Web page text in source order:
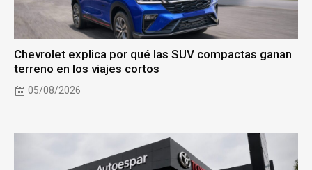
Chevrolet explica por qué las SUV compactas ganan
terreno en los viajes cortos
05/08/2026